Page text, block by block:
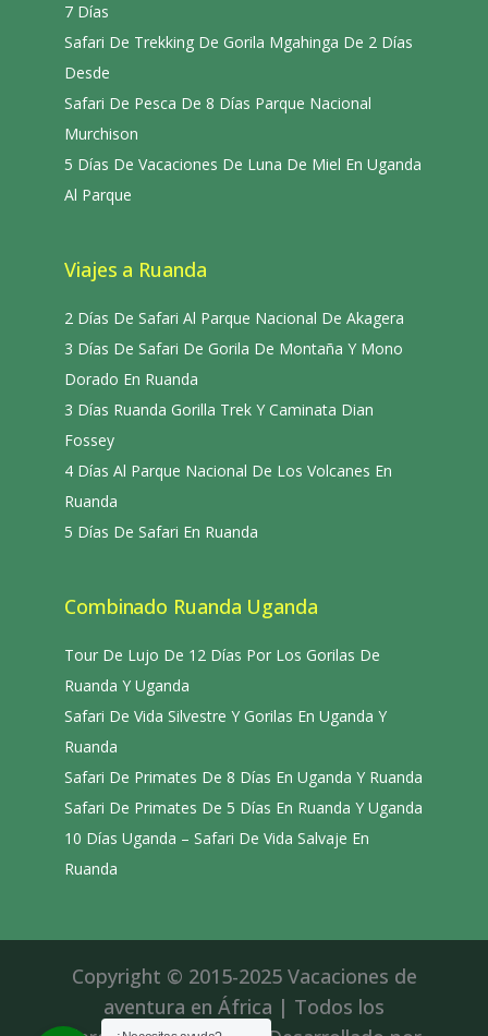
7 Días
Safari De Trekking De Gorila Mgahinga De 2 Días
Desde
Safari De Pesca De 8 Días Parque Nacional
Murchison
5 Días De Vacaciones De Luna De Miel En Uganda
Al Parque
Viajes a Ruanda
2 Días De Safari Al Parque Nacional De Akagera
3 Días De Safari De Gorila De Montaña Y Mono
Dorado En Ruanda
3 Días Ruanda Gorilla Trek Y Caminata Dian
Fossey
4 Días Al Parque Nacional De Los Volcanes En
Ruanda
5 Días De Safari En Ruanda
Combinado Ruanda Uganda
Tour De Lujo De 12 Días Por Los Gorilas De
Ruanda Y Uganda
Safari De Vida Silvestre Y Gorilas En Uganda Y
Ruanda
Safari De Primates De 8 Días En Uganda Y Ruanda
Safari De Primates De 5 Días En Ruanda Y Uganda
10 Días Uganda – Safari De Vida Salvaje En
Ruanda
Copyright © 2015-2025 Vacaciones de
aventura en África | Todos los